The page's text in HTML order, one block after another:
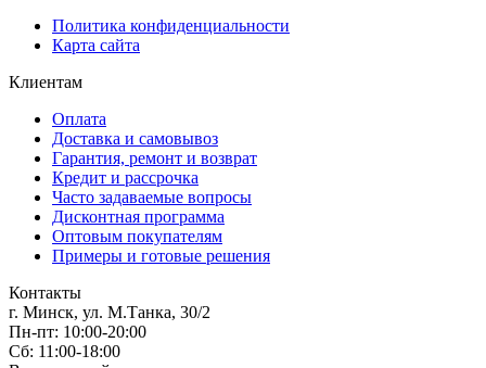
Политика конфиденциальности
Карта сайта
Клиентам
Оплата
Доставка и самовывоз
Гарантия, ремонт и возврат
Кредит и рассрочка
Часто задаваемые вопросы
Дисконтная программа
Оптовым покупателям
Примеры и готовые решения
Контакты
г. Минск, ул. М.Танка, 30/2
Пн-пт: 10:00-20:00
Сб: 11:00-18:00